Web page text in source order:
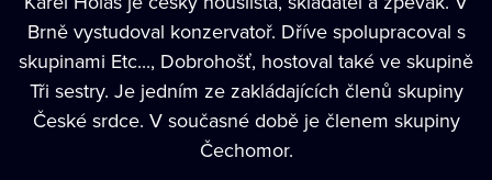
Brně vystudoval konzervatoř. Dříve spolupracoval s
skupinami Etc..., Dobrohošť, hostoval také ve skupině
Tři sestry. Je jedním ze zakládajících členů skupiny
České srdce. V současné době je členem skupiny
Čechomor.